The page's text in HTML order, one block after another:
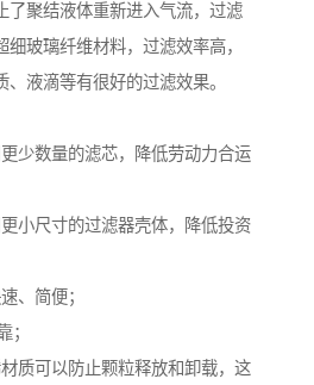
了聚结液体重新进入气流，过滤
玻璃纤维材料，过滤效率高，
液滴等有很好的过滤效果。
少数量的滤芯，降低劳动力合运
小尺寸的过滤器壳体，降低投资
、简便；
；
质可以防止颗粒释放和卸载，这